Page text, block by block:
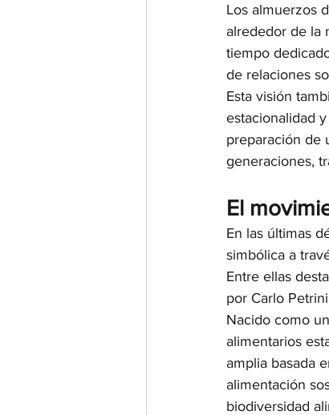
Los almuerzos
alrededor de la
tiempo
de relaciones
Esta visión
estacionalidad
preparación de
generaciones,
El
En las últimas
simbólica a
Entre ellas
por Carlo
Nacido como
alimentarios
amplia basada
alimentación
biodiversidad